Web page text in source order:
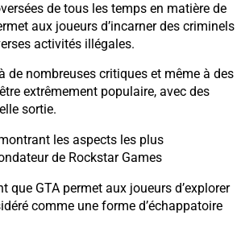
de tous les temps en matière de
aux joueurs d’incarner des criminels
activités illégales.
de nombreuses critiques et même à des
extrêmement populaire, avec des
sortie.
les aspects les plus
de Rockstar Games
GTA permet aux joueurs d’explorer
comme une forme d’échappatoire